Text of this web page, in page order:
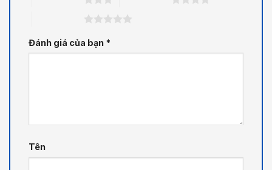
Đánh giá của bạn *
Tên